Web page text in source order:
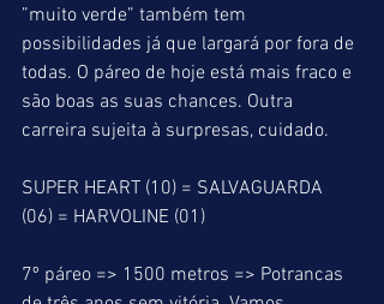
”muito verde” também tem
possibilidades já que largará por fora de
todas. O páreo de hoje está mais fraco e
são boas as suas chances. Outra
carreira sujeita à surpresas, cuidado.
SUPER HEART (10) = SALVAGUARDA
(06) = HARVOLINE (01)
7º páreo => 1500 metros => Potrancas